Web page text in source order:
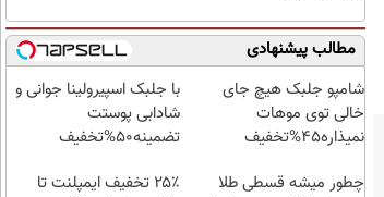
مطالب پیشنهادی
شامپو جلبک هیچ جای
خالی توی موهات
نمیذاره45%تخفیف
با جلبک اسپیرولینا جوانی و
شادابی پوستت
تضمینه50%تخفیف
چطور میشه قسطی طلا
۲۵٪ تخفیف ایمپلنت تا